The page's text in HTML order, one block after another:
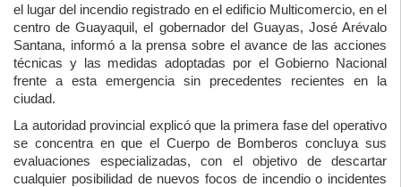
el lugar del incendio registrado en el edificio Multicomercio, en el
centro deGuayaquil , el gobernador del Guayas, José Arévalo
Santana, informó a la prensa sobre el avance de las acciones
técnicas y las medidas adoptadas por el Gobierno Nacional
frente a esta emergencia sin precedentes recientes en la
ciudad.
La autoridad provincial explicó que la primera fase del operativo
se concentra en que el Cuerpo de Bomberos concluya sus
evaluaciones especializadas, con el objetivo de descartar
cualquier posibilidad de nuevos focos de incendio o incidentes